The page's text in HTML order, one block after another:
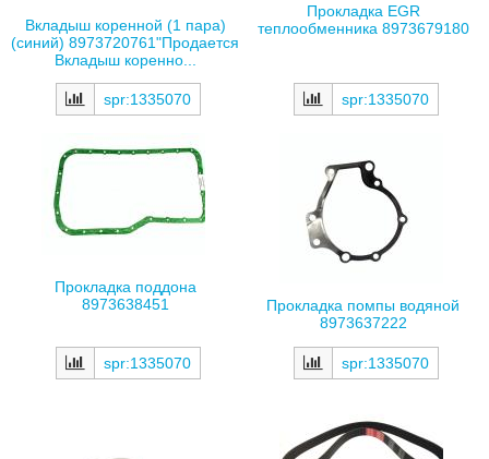
Вкладыш коренной (1 пара)
(синий) 8973720761"Продается
Вкладыш коренно...
spr:1335070
Прокладка EGR
теплообменника 8973679180
spr:1335070
Прокладка поддона
8973638451
spr:1335070
Прокладка помпы водяной
8973637222
spr:1335070